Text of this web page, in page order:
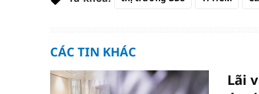
CÁC TIN KHÁC
Lãi